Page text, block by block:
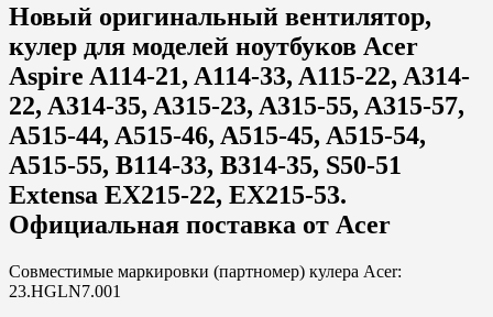
Новый оригинальный вентилятор,
кулер для моделей ноутбуков Acer
Aspire A114-21, A114-33, A115-22, A314-
22, A314-35, A315-23, A315-55, A315-57,
A515-44, A515-46, A515-45, A515-54,
A515-55, B114-33, B314-35, S50-51
Extensa EX215-22, EX215-53.
Официальная поставка от Acer
Совместимые маркировки (партномер) кулера Acer:
23.HGLN7.001